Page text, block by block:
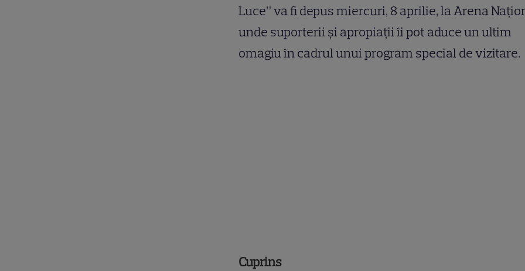
Luce” va fi depus miercuri, 8 aprilie, la Arena
unde suporterii și apropiații îi pot aduce un ultim
omagiu în cadrul unui program special de vizitare.
Cuprins